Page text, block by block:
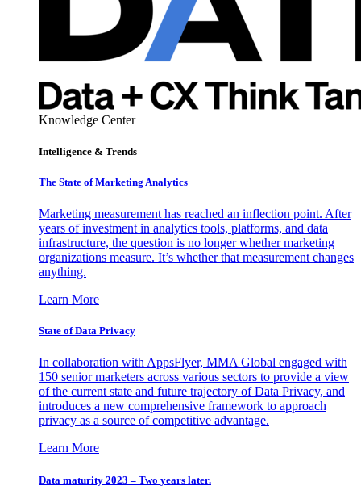
Knowledge Center
Intelligence & Trends
The State of Marketing Analytics
Marketing measurement has reached an inflection point. After
years of investment in analytics tools, platforms, and data
infrastructure, the question is no longer whether marketing
organizations measure. It’s whether that measurement changes
anything.
Learn More
State of Data Privacy
In collaboration with AppsFlyer, MMA Global engaged with
150 senior marketers across various sectors to provide a view
of the current state and future trajectory of Data Privacy, and
introduces a new comprehensive framework to approach
privacy as a source of competitive advantage.
Learn More
Data maturity 2023 – Two years later.